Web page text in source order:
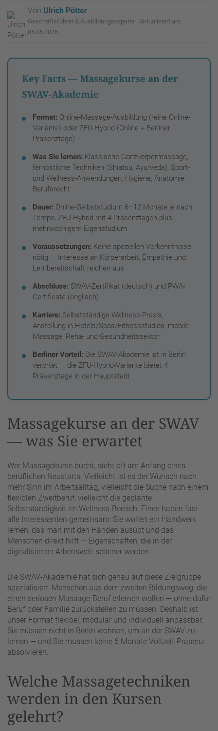
Von Ulrich Pötter
Geschäftsführer & Ausbildungsexperte · Aktualisiert am
05.06.2026
Key Facts — Massagekurse an der
SWAV-Akademie
Format: Online-Massage-Ausbildung (reine Online-
Variante) oder ZFU-Hybrid (Online + Berliner
Präsenztage)
Was Sie lernen: Klassische Ganzkörpermassage,
fernöstliche Techniken (Shiatsu, Ayurveda), Sport-
und Wellness-Anwendungen, Hygiene, Anatomie,
Berufsrecht
Dauer: Online-Selbststudium 6–12 Monate je nach
Tempo, ZFU-Hybrid mit 4 Präsenztagen plus
mehrwöchigem Eigenstudium
Voraussetzungen: Keine speziellen Vorkenntnisse
nötig — Interesse an Körperarbeit, Empathie und
Lernbereitschaft reichen aus
Abschluss: SWAV-Zertifikat (deutsch) und PWA-
Certificate (englisch)
Karriere: Selbstständige Wellness-Praxis,
Anstellung in Hotels/Spas/Fitnessstudios, mobile
Massage, Reha- und Gesundheitssektor
Berliner Vorteil: Die SWAV-Akademie ist in Berlin
verortet — die ZFU-Hybrid-Variante bietet 4
Präsenztage in der Hauptstadt
Massagekurse an der SWAV
— was Sie erwartet
Wer Massagekurse bucht, steht oft am Anfang eines
beruflichen Neustarts. Vielleicht ist es der Wunsch nach
mehr Sinn im Arbeitsalltag, vielleicht die Suche nach einem
flexiblen Zweitberuf, vielleicht die geplante
Selbstständigkeit im Wellness-Bereich. Eines haben fast
alle Interessenten gemeinsam: Sie wollen ein Handwerk
lernen, das man mit den Händen ausübt und das
Menschen direkt hilft — Eigenschaften, die in der
digitalisierten Arbeitswelt seltener werden.
Die SWAV-Akademie hat sich genau auf diese Zielgruppe
spezialisiert: Menschen aus dem zweiten Bildungsweg, die
einen seriösen Massage-Beruf erlernen wollen — ohne dafür
Beruf oder Familie zurückstellen zu müssen. Deshalb ist
unser Format flexibel, modular und individuell anpassbar.
Sie müssen nicht in Berlin wohnen, um an der SWAV zu
lernen — und Sie müssen keine 6 Monate Vollzeit-Präsenz
absolvieren.
Welche Massagetechniken
werden in den Kursen
gelehrt?